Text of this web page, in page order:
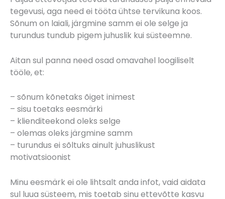
tegevusi, aga need ei tööta ühtse tervikuna koos.
Sõnum on laiali, järgmine samm ei ole selge ja
turundus tundub pigem juhuslik kui süsteemne.
Aitan sul panna need osad omavahel loogiliselt
tööle, et:
– sõnum kõnetaks õiget inimest
– sisu toetaks eesmärki
– klienditeekond oleks selge
– olemas oleks järgmine samm
– turundus ei sõltuks ainult juhuslikust
motivatsioonist
Minu eesmärk ei ole lihtsalt anda infot, vaid aidata
sul luua süsteem, mis toetab sinu ettevõtte kasvu